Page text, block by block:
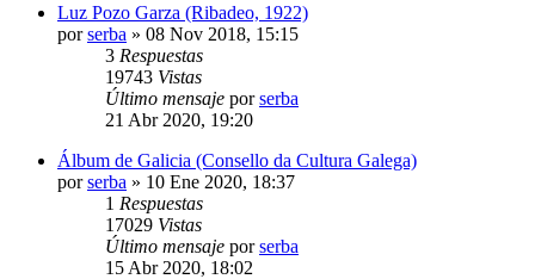
Luz Pozo Garza (Ribadeo, 1922)
porserba » 08 Nov 2018, 15:15
3 Respuestas
19743 Vistas
Último mensaje porserba
21 Abr 2020, 19:20
Álbum de Galicia (Consello da Cultura Galega)
porserba » 10 Ene 2020, 18:37
1 Respuestas
17029 Vistas
Último mensaje porserba
15 Abr 2020, 18:02